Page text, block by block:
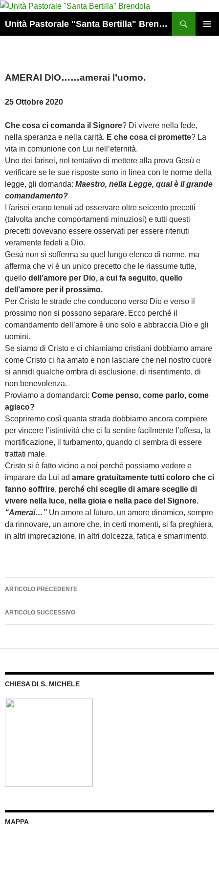
Vai
contenuto
Unità Pastorale "Santa Bertilla" Brendola
AMERAI DIO……amerai l’uomo.
25 Ottobre 2020
Che cosa ci comanda il Signore? Di vivere nella fede,
nella speranza e nella carità. E che cosa ci promette? La
vita in comunione con Lui nell’eternità.
Uno dei farisei, nel tentativo di mettere alla prova Gesù e
verificare se le sue risposte sono in linea con le norme della
legge, gli domanda: Maestro, nella Legge, qual è il grande
comandamento?
I farisei erano tenuti ad osservare oltre seicento precetti
(talvolta anche comportamenti minuziosi) e tutti questi
precetti dovevano essere osservati per essere ritenuti
veramente fedeli a Dio.
Gesù non si sofferma su quel lungo elenco di norme, ma
afferma che vi è un unico precetto che le riassume tutte,
quello dell’amore per Dio, a cui fa seguito, quello
dell’amore per il prossimo.
Per Cristo le strade che conducono verso Dio e verso il
prossimo non si possono separare. Ecco perché il
comandamento dell’amore è uno solo e abbraccia Dio e gli
uomini.
Se siamo di Cristo e ci chiamiamo cristiani dobbiamo amare
come Cristo ci ha amato e non lasciare che nel nostro cuore
si annidi qualche ombra di esclusione, di risentimento, di
non benevolenza.
Proviamo a domandarci: Come penso, come parlo, come
agisco?
Scopriremo così quanta strada dobbiamo ancora compiere
per vincere l’istintività che ci fa sentire facilmente l’offesa, la
mortificazione, il turbamento, quando ci sembra di essere
trattati male.
Cristo si è fatto vicino a noi perché possiamo vedere e
imparare da Lui ad amare gratuitamente tutti coloro che ci
fanno soffrire, perché chi sceglie di amare sceglie di
vivere nella luce, nella gioia e nella pace del Signore.
“Amerai…” Un amore al futuro, un amore dinamico, sempre
da rinnovare, un amore che, in certi momenti, si fa preghiera,
in altri imprecazione, in altri dolcezza, fatica e smarrimento.
Navigazione
articolo
ARTICOLO PRECEDENTE
ARTICOLO SUCCESSIVO
CHIESA DI S. MICHELE
MAPPA